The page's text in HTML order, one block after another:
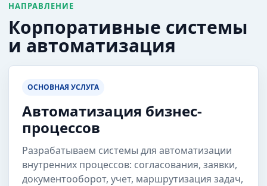
НАПРАВЛЕНИЕ
Корпоративные системы
и автоматизация
ОСНОВНАЯ УСЛУГА
Автоматизация бизнес-
процессов
Разрабатываем системы для автоматизации
внутренних процессов: согласования, заявки,
документооборот, учет, маршрутизация задач,